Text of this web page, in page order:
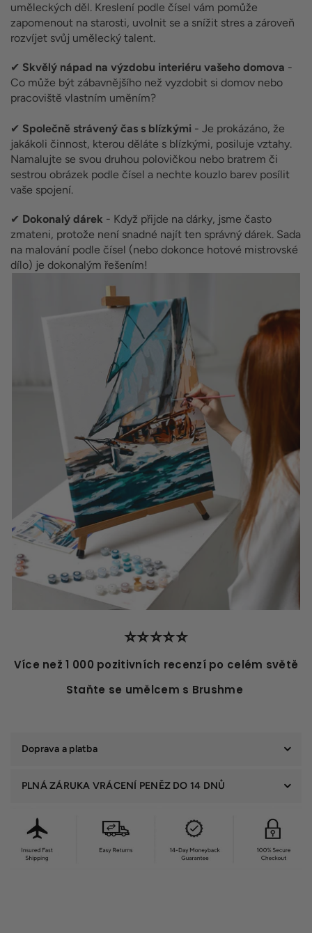
uměleckých děl. Kreslení podle čísel vám pomůže
zapomenout na starosti, uvolnit se a snížit stres a zároveň
rozvíjet svůj umělecký talent.
✔ Skvělý nápad na výzdobu interiéru vašeho domova -
Co může být zábavnějšího než vyzdobit si domov nebo
pracoviště vlastním uměním?
✔ Společně strávený čas s blízkými - Je prokázáno, že
jakákoli činnost, kterou děláte s blízkými, posiluje vztahy.
Namalujte se svou druhou polovičkou nebo bratrem či
sestrou obrázek podle čísel a nechte kouzlo barev posílit
vaše spojení.
✔ Dokonalý dárek - Když přijde na dárky, jsme často
zmateni, protože není snadné najít ten správný dárek. Sada
na malování podle čísel (nebo dokonce hotové mistrovské
dílo) je dokonalým řešením!
⭐️⭐️⭐️⭐️⭐️
Více než 1 000 pozitivních recenzí po celém světě
Staňte se umělcem s Brushme
Doprava a platba
PLNÁ ZÁRUKA VRÁCENÍ PENĚZ DO 14 DNŮ